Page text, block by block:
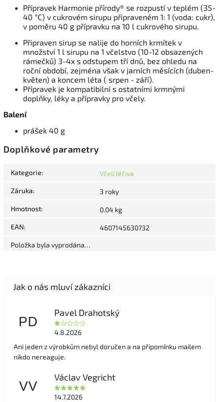
Přípravek Harmonie přírody® se rozpustí v teplém (35-
40 °C) v cukrovém sirupu připraveném 1: 1 (voda: cukr),
v poměru 40 g přípravku na 10 l cukrového sirupu.
Připraven sirup se nalije do horních krmítek v
množství 1 l sirupu na 1 včelstvo (10-12 obsazených
rámečků) 3-4x s odstupem tří dnů, bez ohledu na
roční období, zejména však v jarních měsících (duben-
květen) a koncem léta ( srpen - září).
Přípravek je kompatibilní s ostatními krmnými
doplňky, léky a přípravky pro včely.
Balení
prášek 40 g
Doplňkové parametry
Kategorie: Včelí léčiva
Záruka: 3 roky
Hmotnost: 0.04 kg
EAN: 4607145630732
Položka byla vyprodána…
PD
Pavel Drahotský
4.8.2026
Ani jeden z výrobkům nebyl doručen a na připomínku mailem
nikdo nereaguje.
VV
Václav Vegricht
14.7.2026